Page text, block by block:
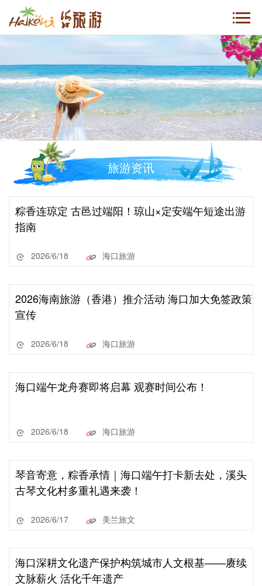
旅游资讯
粽香连琼定 古邑过端阳！琼山×定安端午短途出游
指南
2026/6/18 海口旅游
2026海南旅游（香港）推介活动 海口加大免签政策
宣传
2026/6/18 海口旅游
海口端午龙舟赛即将启幕 观赛时间公布！
2026/6/18 海口旅游
琴音寄意，粽香承情｜海口端午打卡新去处，溪头
古琴文化村多重礼遇来袭！
2026/6/17 美兰旅文
海口深耕文化遗产保护构筑城市人文根基——赓续
文脉薪火 活化千年遗产